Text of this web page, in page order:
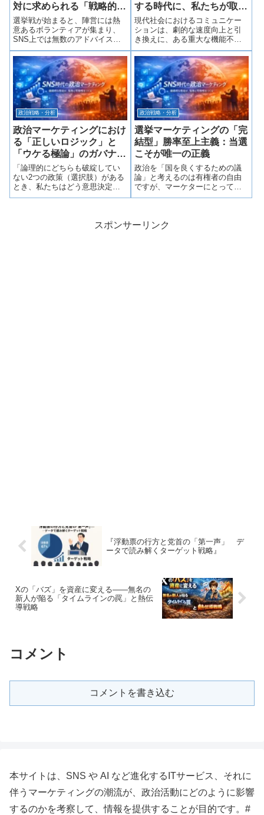
対に求められる「戦略的ガ
バナンス」の正体
選挙戦が始まると、陣営には熱
意あるボランティアが集まり、
SNS上では無数のアドバイスや
叱咤激励が飛び交います。「も
っとこうすべきだ」「あの投稿
は良くない」「この地域を回る
べきだ」……。一見、これらは
「民意」であり「熱量」に見え
ます。しかし、...
する時代に、私たちが取り
戻すべき思考プロセス
現代社会におけるコミュニケー
ションは、劇的な速度向上と引
き換えに、ある重大な機能不全
を起こしています。それは「議
論の極端な短絡化」です。SNS
を開けば140文字（あるいは限ら
れた文字数）のなかで、感情的
な結論だけが飛び交っていま
す。ビジネス...
政治戦略・分析
政治マーケティングにおけ
る「正しいロジック」と
「ウケる極論」のガバナン
ス
「論理的にどちらも破綻してい
ない2つの政策（選択肢）がある
とき、私たちはどう意思決定
し、どう発信すべきなのか」政
マがあります。さらにここに、
政治戦略・分析
選挙マーケティングの「完
結型」勝率至上主義：当選
こそが唯一の正義
政治を「国を良くするための議
論」と考えるのは有権者の自由
ですが、マーケターにとっての
政治は「票という名のコンバー
や不信感は、クライアントが負
スポンサーリンク
『浮動票の行方と党首の「第一声」 デ
ータで読み解くターゲット戦略』
Xの「バズ」を資産に変える——無名の
新人が陥る「タイムラインの罠」と熱伝
導戦略
コメント
コメントを書き込む
本サイトは、SNS や AI など進化するITサービス、それに
伴うマーケティングの潮流が、政治活動にどのように影響
するのかを考察して、情報を提供することが目的です。#